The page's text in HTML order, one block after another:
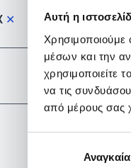
Αυτή η
Χρησιμοποιούμε
μέσων και την
χρησιμοποιείτε
να τις
από μέρους σας
συγκατάθεσηςΑναγκαία
✕